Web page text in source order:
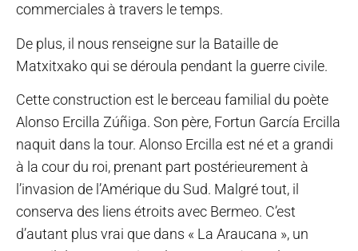
commerciales à travers le temps.
De plus, il nous renseigne sur la Bataille de
Matxitxako qui se déroula pendant la guerre civile.
Cette construction est le berceau familial du poète
Alonso Ercilla Zúñiga. Son père, Fortun García Ercilla
naquit dans la tour. Alonso Ercilla est né et a grandi
à la cour du roi, prenant part postérieurement à
l’invasion de l’Amérique du Sud. Malgré tout, il
conserva des liens étroits avec Bermeo. C’est
d’autant plus vrai que dans « La Araucana », un